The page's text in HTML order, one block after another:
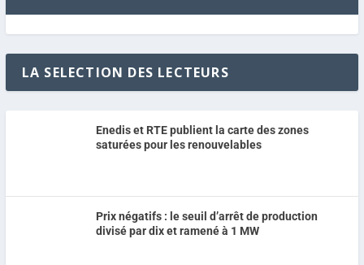
LA SELECTION DES LECTEURS
Enedis et RTE publient la carte des zones
saturées pour les renouvelables
Prix négatifs : le seuil d’arrêt de production
divisé par dix et ramené à 1 MW